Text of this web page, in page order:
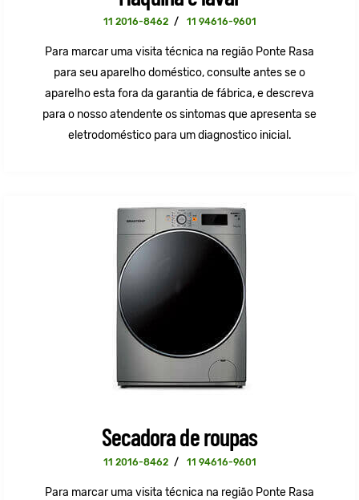
11 2016-8462 / 11 94616-9601
Para marcar uma visita técnica na região Ponte Rasa
para seu aparelho doméstico, consulte antes se o
aparelho esta fora da garantia de fábrica, e descreva
para o nosso atendente os sintomas que apresenta se
eletrodoméstico para um diagnostico inicial.
Secadora de roupas
11 2016-8462 / 11 94616-9601
Para marcar uma visita técnica na região Ponte Rasa